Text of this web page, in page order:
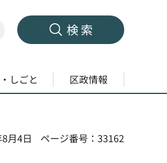
検索
しごと 区政情報
月4日
ページ番号：33162